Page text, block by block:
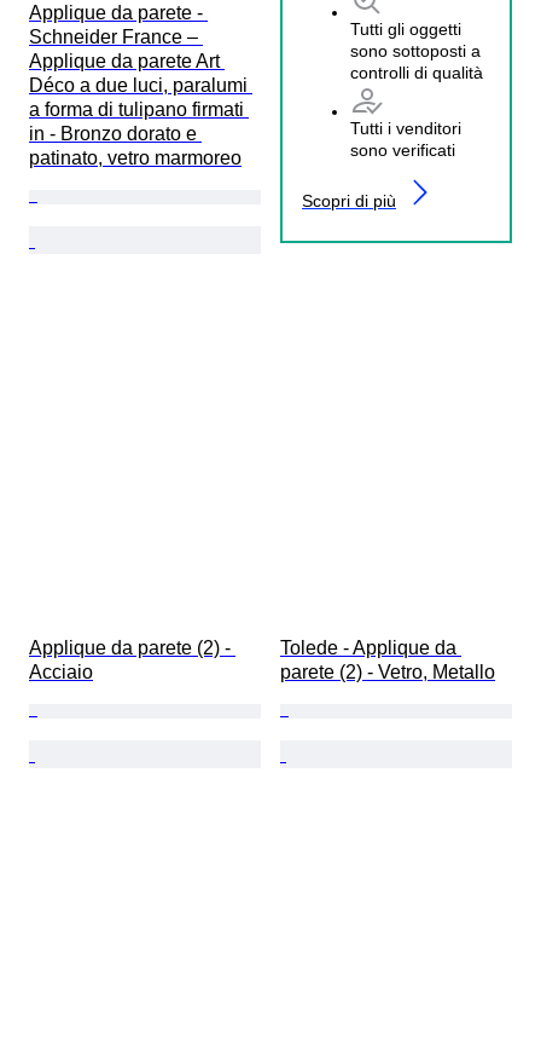
Tutti gli oggetti
sono sottoposti a
controlli di qualità
Tutti i venditori
sono verificati
Scopri di più
Applique da parete -
Schneider France –
Applique da parete Art
Déco a due luci, paralumi
a forma di tulipano firmati
in - Bronzo dorato e
patinato, vetro marmoreo
Applique da parete (2) -
Acciaio
Tolede - Applique da
parete (2) - Vetro, Metallo